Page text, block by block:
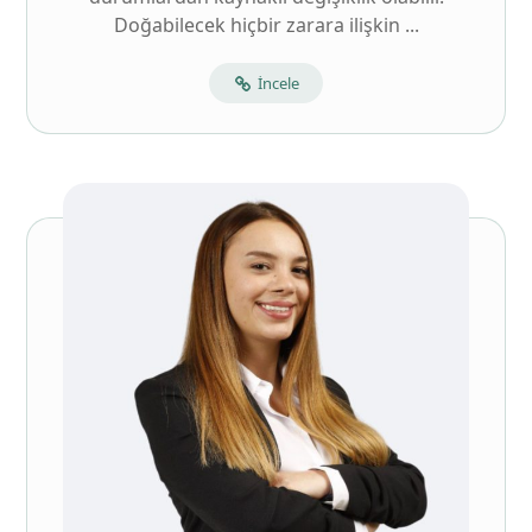
Doğabilecek hiçbir zarara ilişkin ...
İncele